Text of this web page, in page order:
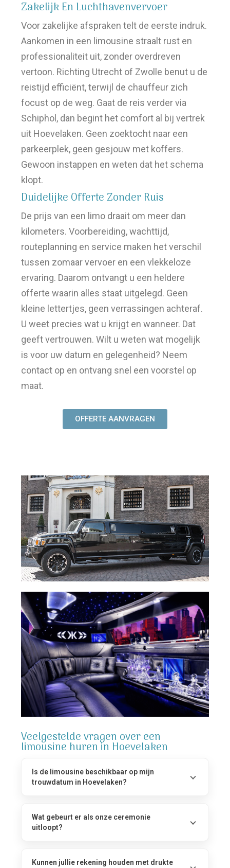
Zakelijk En Luchthavenvervoer
Voor zakelijke afspraken telt de eerste indruk.
Aankomen in een limousine straalt rust en
professionaliteit uit, zonder overdreven
vertoon. Richting Utrecht of Zwolle benut u de
reistijd efficiënt, terwijl de chauffeur zich
focust op de weg. Gaat de reis verder via
Schiphol, dan begint het comfort al bij vertrek
uit Hoevelaken. Geen zoektocht naar een
parkeerplek, geen gesjouw met koffers.
Gewoon instappen en weten dat het schema
klopt.
Duidelijke Offerte Zonder Ruis
De prijs van een limo draait om meer dan
kilometers. Voorbereiding, wachttijd,
routeplanning en service maken het verschil
tussen zomaar vervoer en een vlekkeloze
ervaring. Daarom ontvangt u een heldere
offerte waarin alles staat uitgelegd. Geen
kleine lettertjes, geen verrassingen achteraf.
U weet precies wat u krijgt en wanneer. Dat
geeft vertrouwen. Wilt u weten wat mogelijk
is voor uw datum en gelegenheid? Neem
contact op en ontvang snel een voorstel op
maat.
OFFERTE AANVRAGEN
Veelgestelde vragen over een
limousine huren in Hoevelaken
Is de limousine beschikbaar op mijn
trouwdatum in Hoevelaken?
Wat gebeurt er als onze ceremonie
uitloopt?
Kunnen jullie rekening houden met drukte